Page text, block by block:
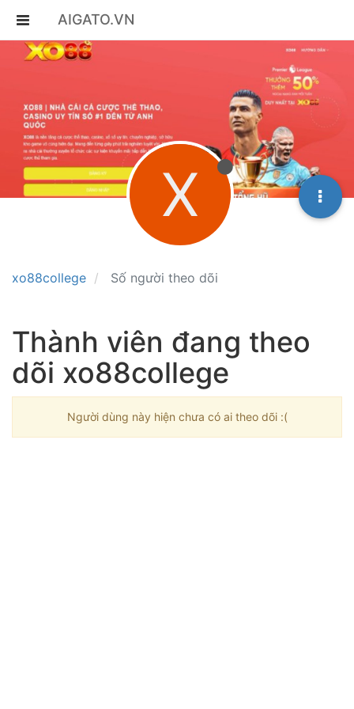
AIGATO.VN
xo88college Số người theo dõi
X
Thành viên đang theo
dõi xo88college
Người dùng này hiện chưa có ai theo dõi :(